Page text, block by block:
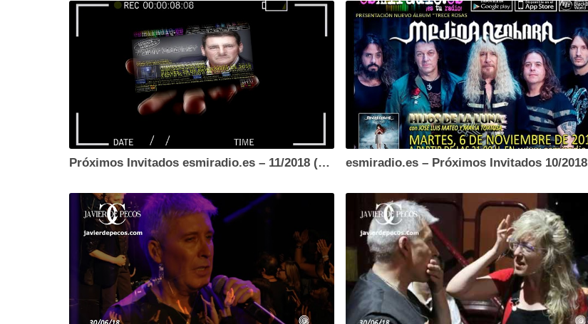
Próximos Invitados esmiradio.es – 11/2018 (Parcial) esmiradio.es – Próximos Invitados 10/2018